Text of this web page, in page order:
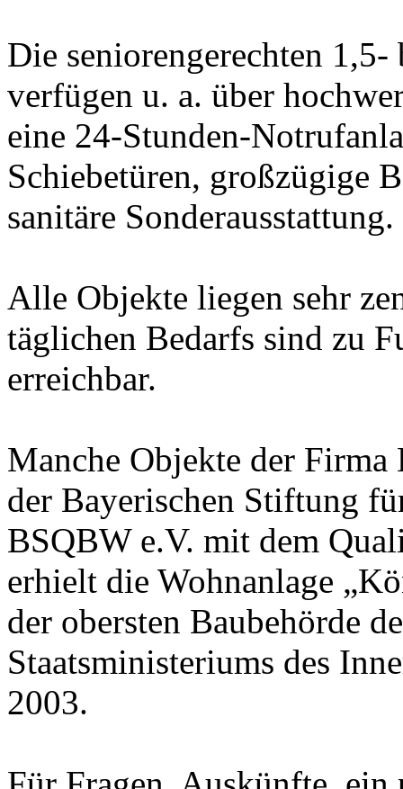
Die seniorengerechten
verfügen u. a. über
eine 24-Stunden-
Schiebetüren, großzügige
sanitäre Sonderausstattung.
Alle Objekte liegen sehr
täglichen Bedarfs sind zu
erreichbar.
Manche Objekte der
der Bayerischen Stiftung
BSQBW e.V. mit dem
erhielt die Wohnanlage
der obersten Baubehörde
Staatsministeriums des
2003.